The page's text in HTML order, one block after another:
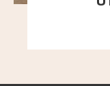
En
utstillinger,